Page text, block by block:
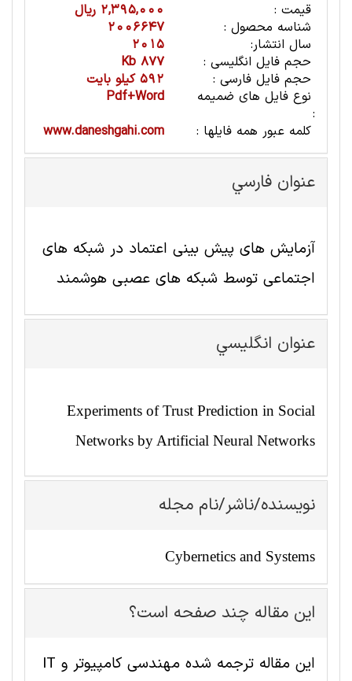
قیمت :
2,395,000 ریال
شناسه محصول :
2006647
سال انتشار:
2015
حجم فایل انگلیسی :
877 Kb
حجم فایل فارسی :
592 کیلو بایت
نوع فایل های ضمیمه
:
Pdf+Word
کلمه عبور همه فایلها :
www.daneshgahi.com
عنوان فارسي
آزمایش های پیش بینی اعتماد در شبکه های
اجتماعی توسط شبکه های عصبی هوشمند
عنوان انگليسي
Experiments of Trust Prediction in Social
Networks by Artificial Neural Networks
نویسنده/ناشر/نام مجله
Cybernetics and Systems
این مقاله چند صفحه است؟
این مقاله ترجمه شده مهندسی کامپیوتر و IT